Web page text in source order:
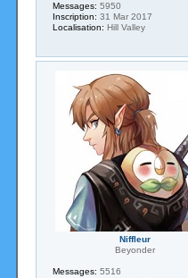
Messages: 5950
Inscription: 31 Mar 2017
Localisation: Hill Valley
Niffleur
Beyonder
Messages: 5516